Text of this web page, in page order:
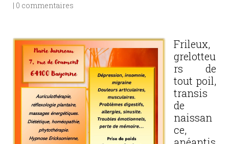
| 0 commentaires
Frileux,
grelotteu
rs de
tout poil,
transis
de
naissan
ce,